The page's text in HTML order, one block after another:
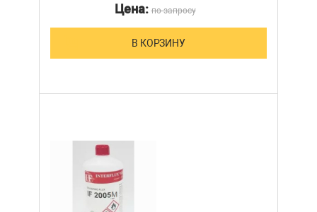
Цена:по запросу
В КОРЗИНУ